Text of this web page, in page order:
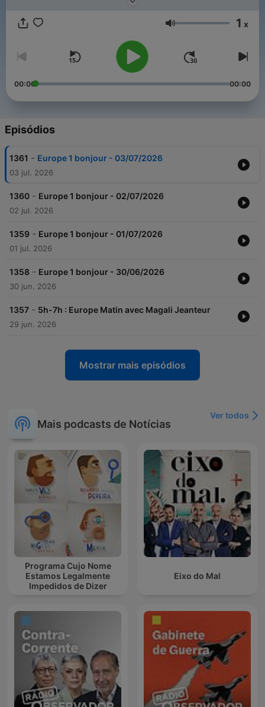
Volume 1 x
00:00 00:00
Episódios
1361 - Europe 1 bonjour - 03/07/2026
03 jul. 2026
1360 - Europe 1 bonjour - 02/07/2026
02 jul. 2026
1359 - Europe 1 bonjour - 01/07/2026
01 jul. 2026
1358 - Europe 1 bonjour - 30/06/2026
30 jun. 2026
1357 - 5h-7h : Europe Matin avec Magali Jeanteur
29 jun. 2026
Mostrar mais episódios
Mais podcasts de Notícias
Ver todos
Programa Cujo Nome
Estamos Legalmente
Impedidos de Dizer
Eixo do Mal